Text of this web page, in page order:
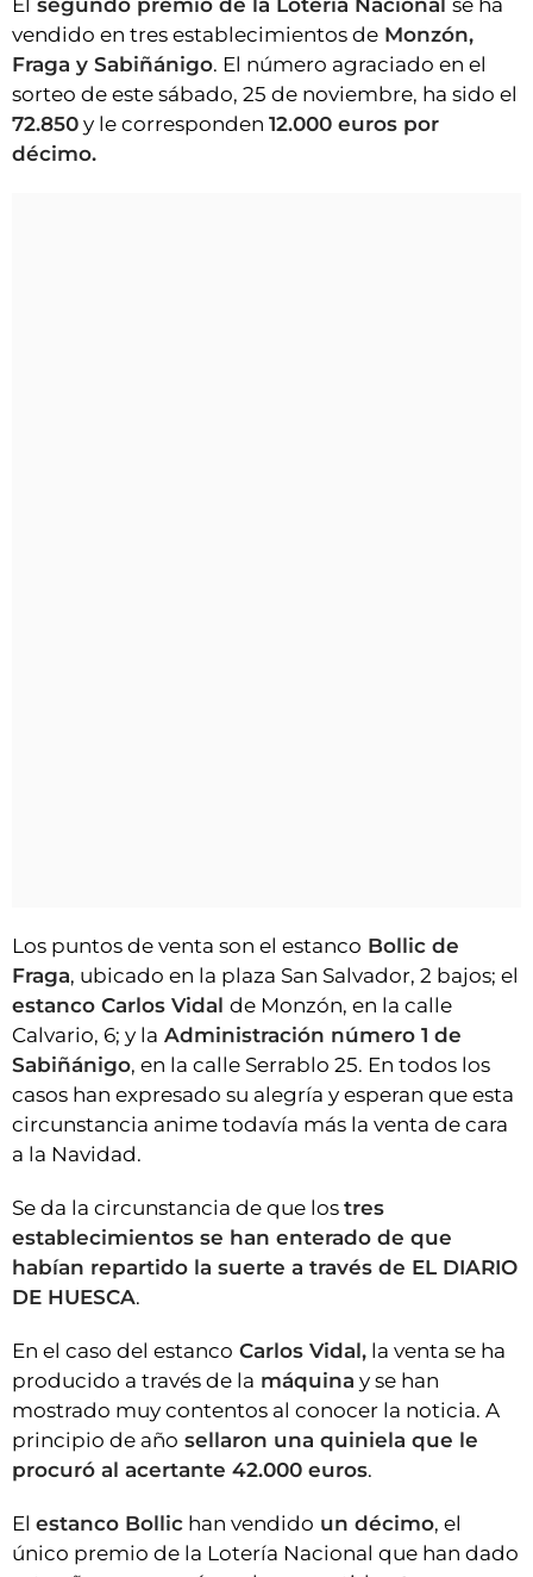
CLUB DEL AMIGO MILITANTE
INICIAR SESIÓN
El segundo premio de la Lotería Nacional se ha
vendido en tres establecimientos de Monzón,
Fraga y Sabiñánigo. El número agraciado en el
sorteo de este sábado, 25 de noviembre, ha sido el
72.850 y le corresponden 12.000 euros por
décimo.
Los puntos de venta son el estanco Bollic de
Fraga, ubicado en la plaza San Salvador, 2 bajos; el
estanco Carlos Vidal de Monzón, en la calle
Calvario, 6; y la Administración número 1 de
Sabiñánigo, en la calle Serrablo 25. En todos los
casos han expresado su alegría y esperan que esta
circunstancia anime todavía más la venta de cara
a la Navidad.
Se da la circunstancia de que los tres
establecimientos se han enterado de que
habían repartido la suerte a través de EL DIARIO
DE HUESCA.
En el caso del estanco Carlos Vidal, la venta se ha
producido a través de la máquina y se han
mostrado muy contentos al conocer la noticia. A
principio de año sellaron una quiniela que le
procuró al acertante 42.000 euros.
El estanco Bollic han vendido un décimo, el
único premio de la Lotería Nacional que han dado